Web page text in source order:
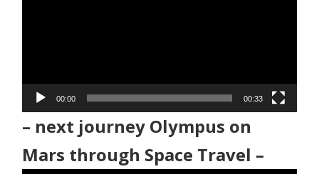
ー
00:00 00:33
– next journey Olympus on
Mars through Space Travel –